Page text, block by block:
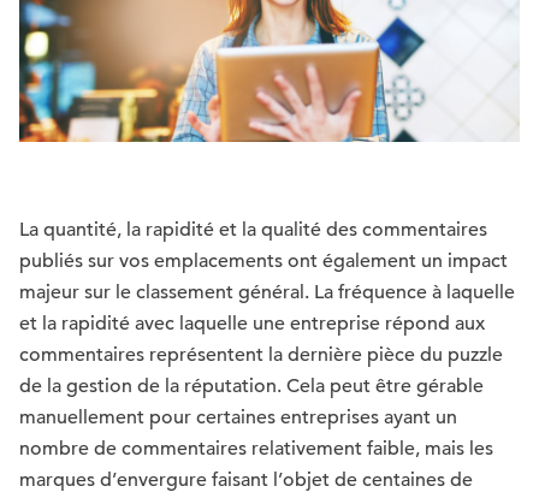
La quantité, la rapidité et la qualité des commentaires
publiés sur vos emplacements ont également un impact
majeur sur le classement général. La fréquence à laquelle
et la rapidité avec laquelle une entreprise répond aux
commentaires représentent la dernière pièce du puzzle
de la gestion de la réputation. Cela peut être gérable
manuellement pour certaines entreprises ayant un
nombre de commentaires relativement faible, mais les
marques d’envergure faisant l’objet de centaines de